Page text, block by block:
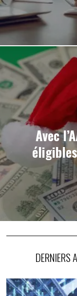
Avec
DERNIERS